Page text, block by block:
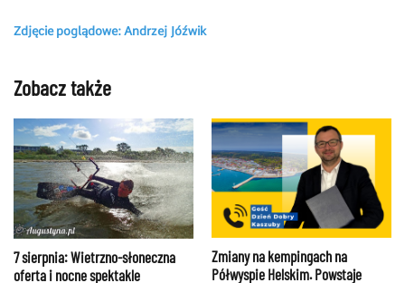
Zdjęcie poglądowe: Andrzej Jóźwik
Zobacz także
7 sierpnia: Wietrzno-słoneczna
oferta i nocne spektakle
Zmiany na kempingach na
Półwyspie Helskim. Powstaje